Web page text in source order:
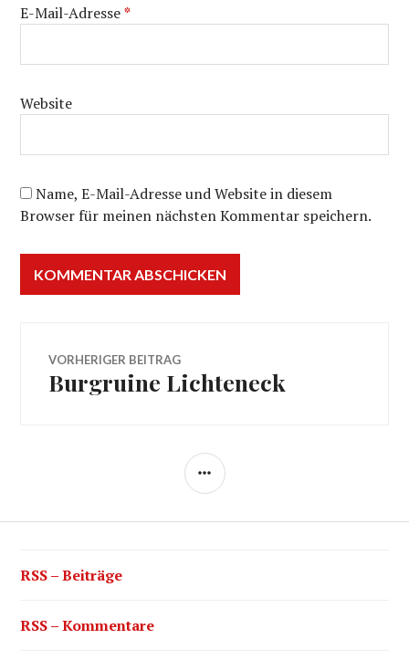
E-Mail-Adresse*
Website
Name, E-Mail-Adresse und Website in diesem
Browser für meinen nächsten Kommentar speichern.
Beitragsnavigation
VORHERIGER BEITRAG
Vorheriger
Beitrag:
Burgruine Lichteneck
SEITENLEISTE
RSS – Beiträge
RSS – Kommentare